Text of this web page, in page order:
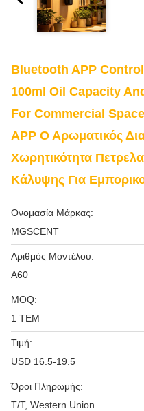
Bluetooth APP
100ml Oil Capacity
For Commercial
APP Ο Αρωματικός
Χωρητικότητα
Κάλυψης Για
Ονομασία Μάρκας:
MGSCENT
Αριθμός Μοντέλου:
A60
MOQ:
1 ΤΕΜ
Τιμή:
USD 16.5-19.5
Όροι Πληρωμής:
T/T, Western Union